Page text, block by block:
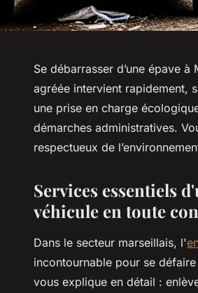
Se débarrasser d’une épave
agréée intervient rapidement,
une prise en charge
démarches administratives.
respectueux de
Services essentiels
véhicule en toute
Dans le secteur marseillais, l'
incontournable pour se
vous explique en détail :